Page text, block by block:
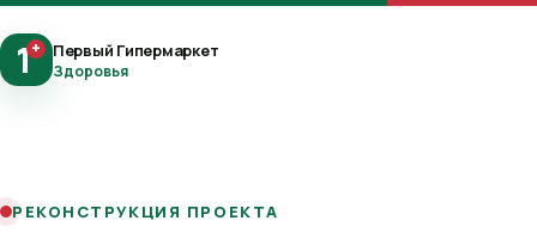
1+ Первый Гипермаркет
Здоровья
РЕКОНСТРУКЦИЯ ПРОЕКТА